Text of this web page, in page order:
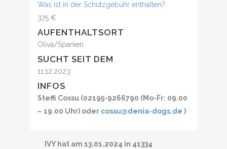
Was ist in der Schutzgebühr enthalten?
375 €
AUFENTHALTSORT
Oliva/Spanien
SUCHT SEIT DEM
11.12.2023
INFOS
Steffi Cossu (02195-9266790 (Mo-Fr: 09.00
– 19.00 Uhr) oder cossu@denia-dogs.de )
IVY hat am 13.01.2024 in 41334